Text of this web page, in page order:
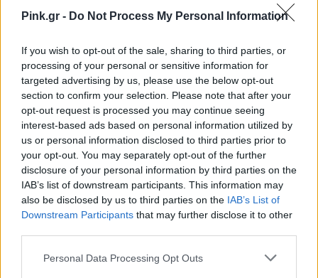
Pink.gr - Do Not Process My Personal Information
If you wish to opt-out of the sale, sharing to third parties, or
processing of your personal or sensitive information for
targeted advertising by us, please use the below opt-out
section to confirm your selection. Please note that after your
opt-out request is processed you may continue seeing
interest-based ads based on personal information utilized by
us or personal information disclosed to third parties prior to
your opt-out. You may separately opt-out of the further
disclosure of your personal information by third parties on the
IAB’s list of downstream participants. This information may
also be disclosed by us to third parties on the IAB’s List of
Downstream Participants that may further disclose it to other
Personal Data Processing Opt Outs
Μαργαρίτα γεννήθηκε στο Καζακστάν. Μετά
Μαργαρίτας και της Ξένιας δεν ήταν μαζί μας.
Έπαθε ένα ατύχημα στο Καζακστάν και μετά εμείς
φύγαμε. Μαργαρίτα ήταν τότε 3 ετών και η Ξένια
ενός. Τα παιδιά δεν τον θυμούνται, έγινε ένα
αυτοκινητιστικό ατύχημα. Είχα την υποστήριξη
των γονιών μου. Φύγαμε στη Ρωσία γιατί στο
Καζακσταν ήρθαν δύσκολα χρόνια. Στην Ελλάδα
έχουμε συγγενείς. Ήρθα στην Ελλάδα με τη
Μαργαρίτα και μετά πήγα και πήρα την Ξένια.
Εγκατασταθήκαμε στη Μυτιλήνη. Η Μαργαρίτα